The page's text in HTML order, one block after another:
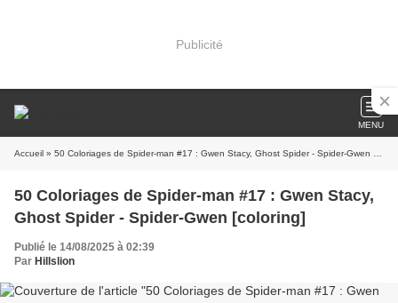
Publicité
MENU
Accueil » 50 Coloriages de Spider-man #17 : Gwen Stacy, Ghost Spider - Spider-Gwen [coloring]
50 Coloriages de Spider-man #17 : Gwen Stacy,
Ghost Spider - Spider-Gwen [coloring]
Publié le 14/08/2025 à 02:39
Par Hillslion